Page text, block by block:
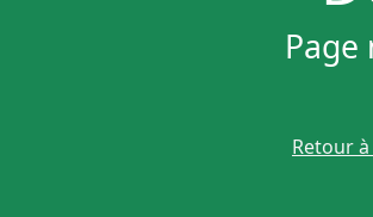
Page
Retour